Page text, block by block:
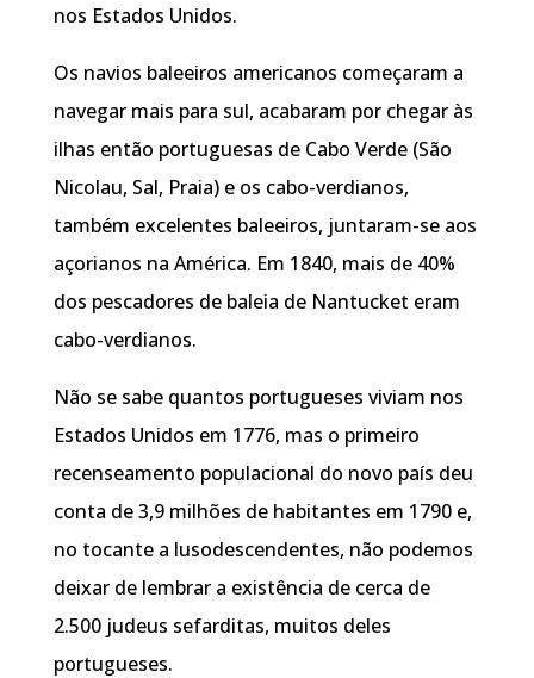
nos Estados Unidos.
Os navios baleeiros americanos começaram a
navegar mais para sul, acabaram por chegar às
ilhas então portuguesas de Cabo Verde (São
Nicolau, Sal, Praia) e os cabo-verdianos,
também excelentes baleeiros, juntaram-se aos
açorianos na América. Em 1840, mais de 40%
dos pescadores de baleia de Nantucket eram
cabo-verdianos.
Não se sabe quantos portugueses viviam nos
Estados Unidos em 1776, mas o primeiro
recenseamento populacional do novo país deu
conta de 3,9 milhões de habitantes em 1790 e,
no tocante a lusodescendentes, não podemos
deixar de lembrar a existência de cerca de
2.500 judeus sefarditas, muitos deles
portugueses.